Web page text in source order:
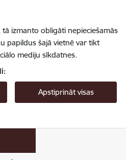
izmanto obligāti nepieciešamās
papildus šajā vietnē var tikt
mediju sīkdatnes.
Apstiprināt visas